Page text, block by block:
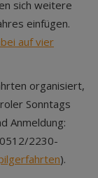
sich weitere
einfügen.
auf vier
organisiert,
Sonntags
Anmeldung:
2230-
).